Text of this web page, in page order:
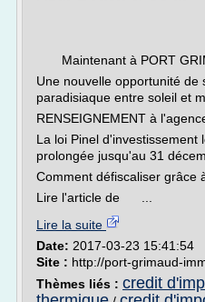
Maintenant à PORT
Une nouvelle opportunité de
paradisiaque entre soleil et
RENSEIGNEMENT à
La loi Pinel d'investissement
prolongée jusqu'au 31
Comment défiscaliser grâce
Lire l'article de ...
Lire la suite
Date: 2017-03-23 15:41:54
Site : http://port-grimaud-
Thèmes liés : credit